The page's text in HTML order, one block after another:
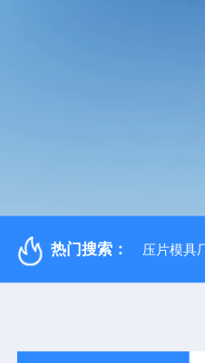
热门搜索： 压片模具